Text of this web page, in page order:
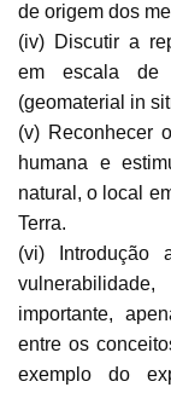
de origem dos
(iv) Discutir a
em escala de
(geomaterial in
(v) Reconhecer
humana e
natural, o local
Terra.
(vi) Introdução
importante,
entre os
exemplo do